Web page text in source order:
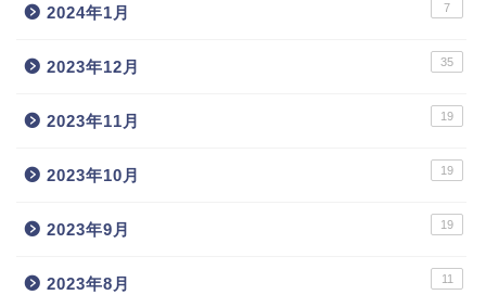
2024年1月 7
2023年12月 35
2023年11月 19
2023年10月 19
2023年9月 19
2023年8月 11